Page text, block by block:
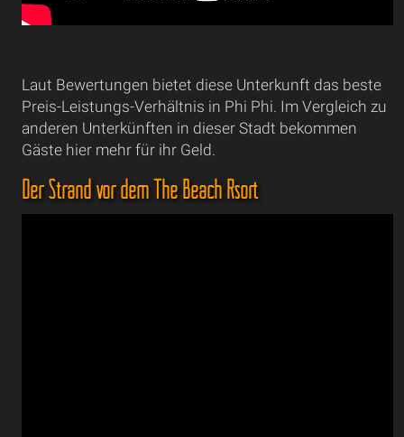
Laut Bewertungen bietet diese Unterkunft das beste
Preis-Leistungs-Verhältnis in Phi Phi. Im Vergleich zu
anderen Unterkünften in dieser Stadt bekommen
Gäste hier mehr für ihr Geld.
Der Strand vor dem The Beach Rsort